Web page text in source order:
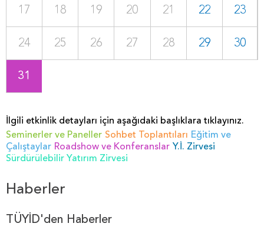
17 18 19 20 21 22 23
24 25 26 27 28 29 30
31
İlgili etkinlik detayları için aşağıdaki başlıklara tıklayınız.
Seminerler ve Paneller Sohbet Toplantıları Eğitim ve
Çalıştaylar Roadshow ve Konferanslar Y.İ. Zirvesi
Sürdürülebilir Yatırım Zirvesi
Haberler
TÜYİD'den Haberler